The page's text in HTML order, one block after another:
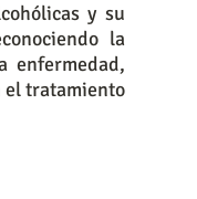
y su
la
enfermedad,
el tratamiento